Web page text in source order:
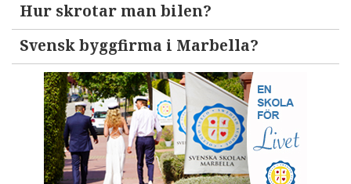
Hur skrotar man bilen?
Svensk byggfirma i Marbella?